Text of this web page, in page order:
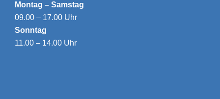
Montag – Samstag
09.00 – 17.00 Uhr
Sonntag
11.00 – 14.00 Uhr